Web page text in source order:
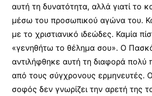
αυτή τη δυνατότητα, αλλά γιατί το
μέσω του προσωπικού αγώνα του.
με το χριστιανικό ιδεώδες. Καμία
«γενηθήτω το θέλημα σου». Ο
αντιλήφθηκε αυτή τη διαφορά πολύ
από τους σύγχρονους ερμηνευτές.
σοφός δεν γνωρίζει την αρετή της